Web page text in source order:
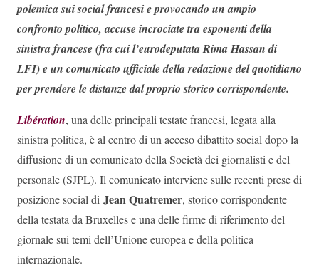
polemica sui social francesi e provocando un ampio
confronto politico, accuse incrociate tra esponenti della
sinistra francese (fra cui l’eurodeputata Rima Hassan di
LFI) e un comunicato ufficiale della redazione del quotidiano
per prendere le distanze dal proprio storico corrispondente.
Libération, una delle principali testate francesi, legata alla
sinistra politica, è al centro di un acceso dibattito social dopo la
diffusione di un comunicato della Società dei giornalisti e del
personale (SJPL). Il comunicato interviene sulle recenti prese di
posizione social di Jean Quatremer, storico corrispondente
della testata da Bruxelles e una delle firme di riferimento del
giornale sui temi dell’Unione europea e della politica
internazionale.